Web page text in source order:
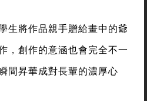
生將作品親手贈給畫中的爺
，創作的意涵也會完全不一
間昇華成對長輩的濃厚心